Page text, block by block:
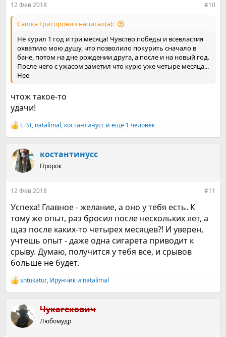
12 Фев 2018 #10
Сашка Григорович написал(а):
Не курил 1 год и три месяца! Чувство победы и всевластия
охватило мою душу, что позволило покурить сначало в
бане, потом на дне рождении друга, а после и на новый год.
После чего с ужасом заметил что курю уже четыре месяца...
Нее
чтож такое-то
удачи!
Р
е
к
ц
Li St, natalimal, костантинусс и ещё 1 человек
костантинусс
Пророк
12 Фев 2018 #11
Успеха! Главное - желание, а оно у тебя есть. К
тому же опыт, раз бросил после нескольких лет, а
щаз после каких-то четырех месяцев?! И уверен,
учтешь опыт - даже одна сигарета приводит к
срыву. Думаю, получится у тебя все, и срывов
больше не будет.
Р
е
ц
и
shtukatur, Ирунчик и natalimal
Чукагекович
Любомудр